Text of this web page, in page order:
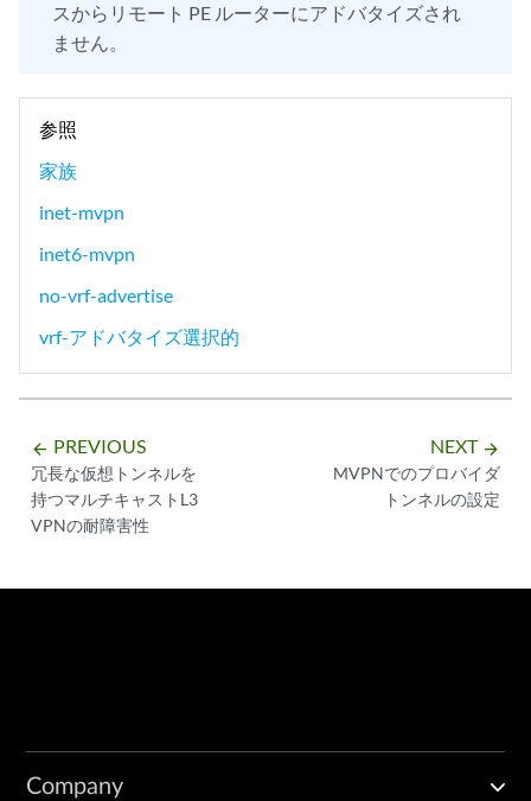
スからリモート PE ルーターにアドバタイズされ
ません。
参照
家族
inet-mvpn
inet6-mvpn
no-vrf-advertise
vrf-アドバタイズ選択的
arrow_backward PREVIOUS
冗長な仮想トンネルを
持つマルチキャストL3
VPNの耐障害性
NEXT arrow_forward
MVPNでのプロバイダ
トンネルの設定
Company